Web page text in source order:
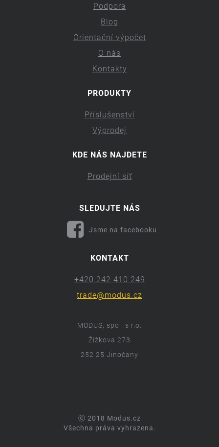
Podpora
Blog
Orientační výpočet
O nás
Kontakty
PRODUKTY
Příslušenství
Výprodej
KDE NÁS NAJDETE
Prodejní síť
SLEDUJTE NÁS
Jsme na facebooku
KONTAKT
+420 242 410 249
trade@modus.cz
MODUS, spol. s r.o.
Žižkova 273
252 25 Jinočany
ⓒ 2018 Modus.cz
Všechna práva vyhrazena.